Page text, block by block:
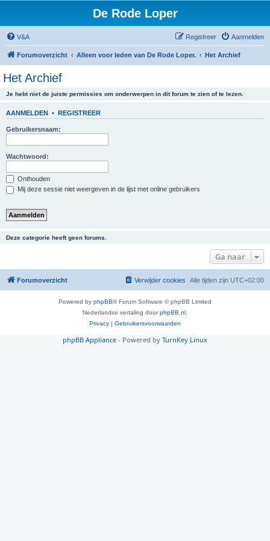
De Rode Loper
V&A Aanmelden
Registreer
Forumoverzicht Alleen voor leden van De Rode Loper. Het Archief
Het Archief
Je hebt niet de juiste permissies om onderwerpen in dit forum te zien of te lezen.
AANMELDEN • REGISTREER
Gebruikersnaam:
Wachtwoord:
Onthouden
Mij deze sessie niet weergeven in de lijst met online gebruikers
Deze categorie heeft geen forums.
Ga naar
Forumoverzicht Alle tijden zijn UTC+02:00
Verwijder cookies
Powered by phpBB® Forum Software © phpBB Limited
Nederlandse vertaling doorphpBB.nl
Privacy | Gebruikersvoorwaarden
phpBB Appliance - Powered by TurnKey Linux